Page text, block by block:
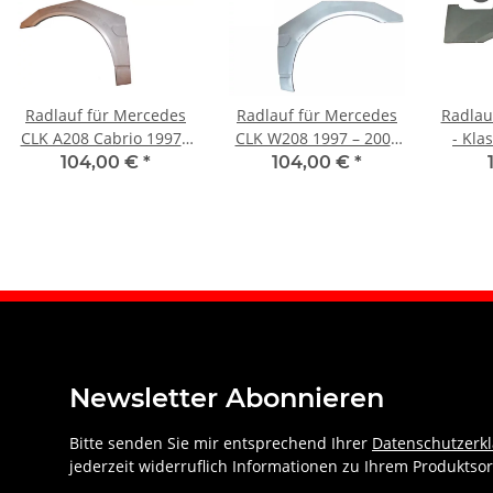
Radlauf für Mercedes
CLK A208 Cabrio 1997 -
2003 rechts
104,00 € *
Radlauf für Mercedes
CLK W208 1997 – 2003
links
104,00 € *
-
Newsletter Abonnieren
Bitte senden Sie mir entsprechend Ihrer
jederzeit widerruflich Informationen zu Ihrem